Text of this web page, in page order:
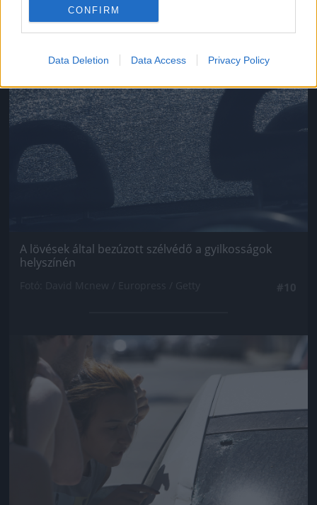
CONFIRM
Data Deletion Data Access Privacy Policy
Jön még kép!
A lövések által bezúzott szélvédő a gyilkosságok
helyszínén
Jön még kép!